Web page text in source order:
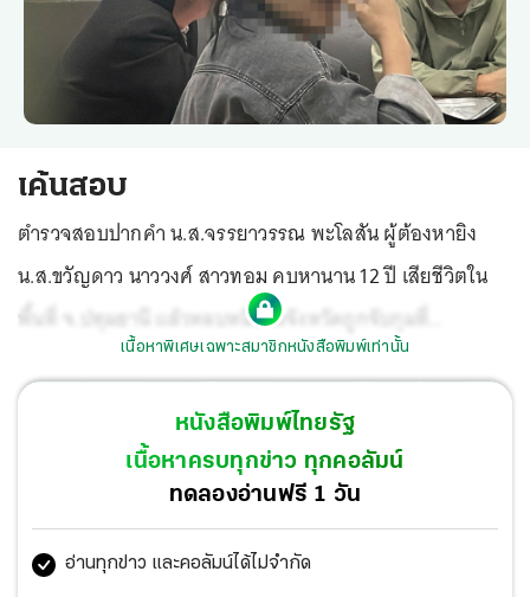
เค้นสอบ
ตำรวจสอบปากคำ น.ส.จรรยาวรรณ พะโลสัน ผู้ต้องหายิง
น.ส.ขวัญดาว นาววงศ์ สาวทอม คบหานาน 12 ปี เสียชีวิตใน
พื้นที่ จ.ปทุมธานี แล้วหลบหนีข้ามจังหวัดถูกจับกุมที่
บขส.ขอนแก่น.เนื้อหาพิเศษเฉพาะสมาชิกหนังสือพิมพ์เท่านั้น
หนังสือพิมพ์ไทยรัฐ
เนื้อหาครบทุกข่าว ทุกคอลัมน์
ทดลองอ่านฟรี 1 วัน
อ่านทุกข่าว และคอลัมน์ได้ไม่จำกัด